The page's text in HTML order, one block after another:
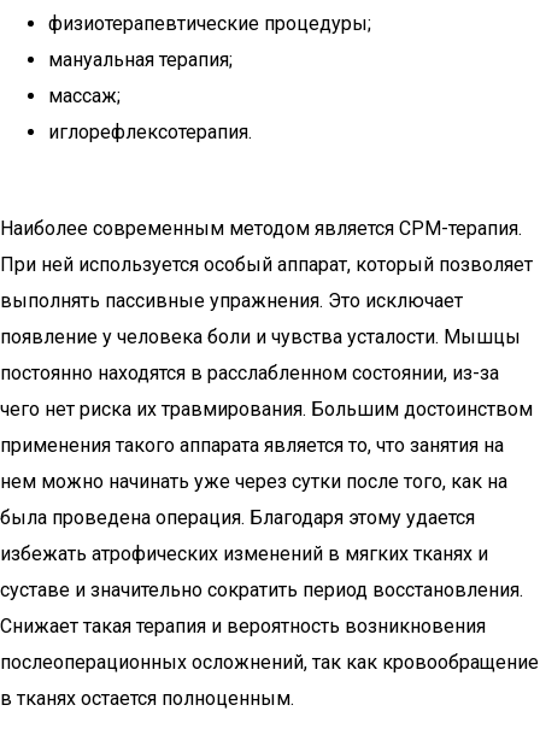
физиотерапевтические процедуры;
мануальная терапия;
массаж;
иглорефлексотерапия.
Наиболее современным методом является СРМ-терапия.
При ней используется особый аппарат, который позволяет
выполнять пассивные упражнения. Это исключает
появление у человека боли и чувства усталости. Мышцы
постоянно находятся в расслабленном состоянии, из-за
чего нет риска их травмирования. Большим достоинством
применения такого аппарата является то, что занятия на
нем можно начинать уже через сутки после того, как на
была проведена операция. Благодаря этому удается
избежать атрофических изменений в мягких тканях и
суставе и значительно сократить период восстановления.
Снижает такая терапия и вероятность возникновения
послеоперационных осложнений, так как кровообращение
в тканях остается полноценным.